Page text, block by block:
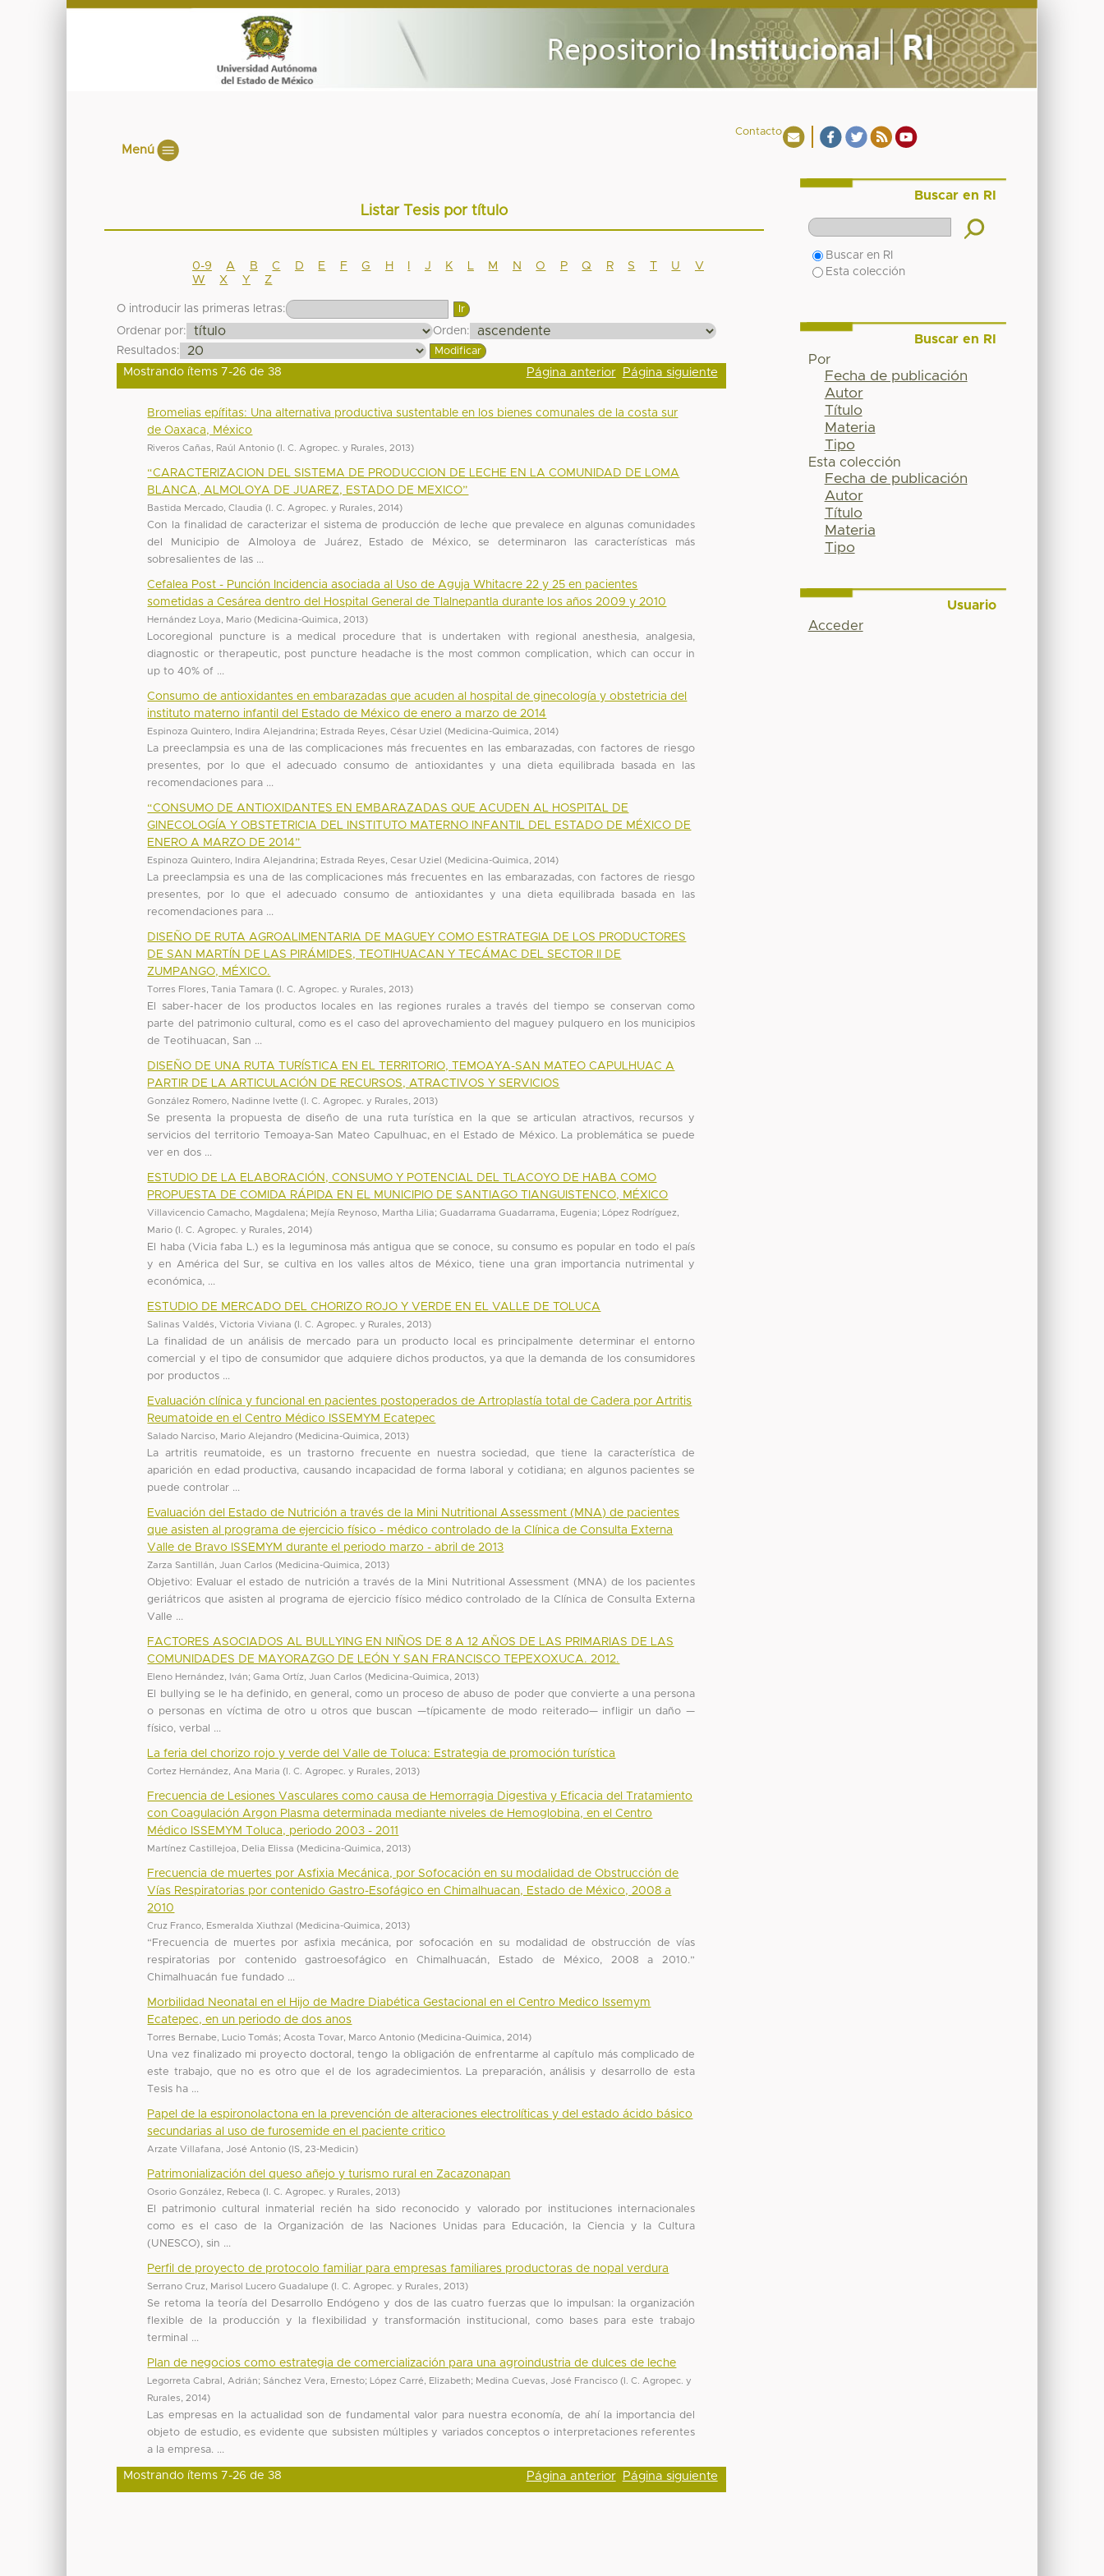
Contacto
Menú
Listar Tesis por título
0-9 A B C D E F G H J K M N O P Q R S T U
V
W
X Y Z
O introducir las primeras letras:
Ordenar por:
Orden:
Resultados:
Mostrando ítems 7-26 de 38
Página anterior Página siguiente
Bromelias epífitas: Una alternativa productiva sustentable en los bienes comunales de la costa sur
de Oaxaca, México
Riveros Cañas, Raúl Antonio ( I. C. Agropec. y Rurales 2013)
“CARACTERIZACION DEL SISTEMA DE PRODUCCION DE LECHE EN LA COMUNIDAD DE LOMA
BLANCA, ALMOLOYA DE JUAREZ, ESTADO DE MEXICO”
Bastida Mercado, Claudia ( I. C. Agropec. y Rurales 2014)
Con la finalidad de caracterizar el sistema de producción de leche que prevalece en algunas comunidades
del Municipio de Almoloya de Juárez, Estado de México, se determinaron las características más
sobresalientes de las ...
Cefalea Post - Punción Incidencia asociada al Uso de Aguja Whitacre 22 y 25 en pacientes
sometidas a Cesárea dentro del Hospital General de Tlalnepantla durante los años 2009 y 2010
Hernández Loya, Mario (Medicina-Quimica 2013)
Locoregional puncture is a medical procedure that is undertaken with regional anesthesia, analgesia,
diagnostic or therapeutic, post puncture headache is the most common complication, which can occur in
up to 40% of ...
Consumo de antioxidantes en embarazadas que acuden al hospital de ginecología y obstetricia del
instituto materno infantil del Estado de México de enero a marzo de 2014
Espinoza Quintero, Indira Alejandrina; Estrada Reyes, César Uziel (Medicina-Quimica 2014)
La preeclampsia es una de las complicaciones más frecuentes en las embarazadas, con factores de riesgo
presentes, por lo que el adecuado consumo de antioxidantes y una dieta equilibrada basada en las
recomendaciones para ...
“CONSUMO DE ANTIOXIDANTES EN EMBARAZADAS QUE ACUDEN AL HOSPITAL DE
GINECOLOGÍA Y OBSTETRICIA DEL INSTITUTO MATERNO INFANTIL DEL ESTADO DE MÉXICO DE
ENERO A MARZO DE 2014”
Espinoza Quintero, Indira Alejandrina; Estrada Reyes, Cesar Uziel (Medicina-Quimica 2014)
La preeclampsia es una de las complicaciones más frecuentes en las embarazadas, con factores de riesgo
presentes, por lo que el adecuado consumo de antioxidantes y una dieta equilibrada basada en las
recomendaciones para ...
DISEÑO DE RUTA AGROALIMENTARIA DE MAGUEY COMO ESTRATEGIA DE LOS PRODUCTORES
DE SAN MARTÍN DE LAS PIRÁMIDES, TEOTIHUACAN Y TECÁMAC DEL SECTOR II DE
ZUMPANGO, MÉXICO.
Torres Flores, Tania Tamara ( I. C. Agropec. y Rurales 2013)
El saber-hacer de los productos locales en las regiones rurales a través del tiempo se conservan como
parte del patrimonio cultural, como es el caso del aprovechamiento del maguey pulquero en los municipios
de Teotihuacan, San ...
DISEÑO DE UNA RUTA TURÍSTICA EN EL TERRITORIO, TEMOAYA-SAN MATEO CAPULHUAC A
PARTIR DE LA ARTICULACIÓN DE RECURSOS, ATRACTIVOS Y SERVICIOS
González Romero, Nadinne Ivette ( I. C. Agropec. y Rurales 2013)
Se presenta la propuesta de diseño de una ruta turística en la que se articulan atractivos, recursos y
servicios del territorio Temoaya-San Mateo Capulhuac, en el Estado de México. La problemática se puede
ver en dos ...
ESTUDIO DE LA ELABORACIÓN, CONSUMO Y POTENCIAL DEL TLACOYO DE HABA COMO
PROPUESTA DE COMIDA RÁPIDA EN EL MUNICIPIO DE SANTIAGO TIANGUISTENCO, MÉXICO
Villavicencio Camacho, Magdalena; Mejía Reynoso, Martha Lilia;Guadarrama Guadarrama, Eugenia;
López Rodríguez,
Mario ( I. C. Agropec. y Rurales 2014)
El haba (Vicia faba L.) es la leguminosa más antigua que se conoce, su consumo es popular en todo el país
y en América del Sur, se cultiva en los valles altos de México, tiene una gran importancia nutrimental y
económica, ...
ESTUDIO DE MERCADO DEL CHORIZO ROJO Y VERDE EN EL VALLE DE TOLUCA
Salinas Valdés, Victoria Viviana ( I. C. Agropec. y Rurales 2013)
La finalidad de un análisis de mercado para un producto local es principalmente determinar el entorno
comercial y el tipo de consumidor que adquiere dichos productos, ya que la demanda de los consumidores
por productos ...
Evaluación clínica y funcional en pacientes postoperados de Artroplastía total de Cadera por Artritis
Reumatoide en el Centro Médico ISSEMYM Ecatepec
Salado Narciso, Mario Alejandro (Medicina-Quimica 2013)
La artritis reumatoide, es un trastorno frecuente en nuestra sociedad, que tiene la característica de
aparición en edad productiva, causando incapacidad de forma laboral y cotidiana; en algunos pacientes se
puede controlar ...
Evaluación del Estado de Nutrición a través de la Mini Nutritional Assessment (MNA) de pacientes
que asisten al programa de ejercicio físico - médico controlado de la Clínica de Consulta Externa
Valle de Bravo ISSEMYM durante el periodo marzo - abril de 2013
Zarza Santillán, Juan Carlos (Medicina-Quimica 2013)
Objetivo: Evaluar el estado de nutrición a través de la Mini Nutritional Assessment (MNA) de los pacientes
geriátricos que asisten al programa de ejercicio físico médico controlado de la Clínica de Consulta Externa
Valle ...
FACTORES ASOCIADOS AL BULLYING EN NIÑOS DE 8 A 12 AÑOS DE LAS PRIMARIAS DE LAS
COMUNIDADES DE MAYORAZGO DE LEÓN Y SAN FRANCISCO TEPEXOXUCA. 2012.
Eleno Hernández, Iván;Gama Ortíz, Juan Carlos (Medicina-Quimica 2013)
El bullying se le ha definido, en general, como un proceso de abuso de poder que convierte a una persona
o personas en víctima de otro u otros que buscan —típicamente de modo reiterado— infligir un daño —
físico, verbal ...
La feria del chorizo rojo y verde del Valle de Toluca: Estrategia de promoción turística
Cortez Hernández, Ana Maria ( I. C. Agropec. y Rurales 2013)
Frecuencia de Lesiones Vasculares como causa de Hemorragia Digestiva y Eficacia del Tratamiento
con Coagulación Argon Plasma determinada mediante niveles de Hemoglobina, en el Centro
Médico ISSEMYM Toluca, periodo 2003 - 2011
Martínez Castillejoa, Delia Elissa (Medicina-Quimica 2013)
Frecuencia de muertes por Asfixia Mecánica, por Sofocación en su modalidad de Obstrucción de
Vías Respiratorias por contenido Gastro-Esofágico en Chimalhuacan, Estado de México, 2008 a
2010
Cruz Franco, Esmeralda Xiuthzal (Medicina-Quimica 2013)
“Frecuencia de muertes por asfixia mecánica, por sofocación en su modalidad de obstrucción de vías
respiratorias por contenido gastroesofágico en Chimalhuacán, Estado de México, 2008 a 2010.”
Chimalhuacán fue fundado ...
Morbilidad Neonatal en el Hijo de Madre Diabética Gestacional en el Centro Medico Issemym
Ecatepec, en un periodo de dos anos
Torres Bernabe, Lucio Tomás; Acosta Tovar, Marco Antonio (Medicina-Quimica 2014)
Una vez finalizado mi proyecto doctoral, tengo la obligación de enfrentarme al capítulo más complicado de
este trabajo, que no es otro que el de los agradecimientos. La preparación, análisis y desarrollo de esta
Tesis ha ...
Papel de la espironolactona en la prevención de alteraciones electrolíticas y del estado ácido básico
secundarias al uso de furosemide en el paciente critico
Arzate Villafana, José Antonio ( IS 23-Medicin)
Patrimonialización del queso añejo y turismo rural en Zacazonapan
Osorio González, Rebeca ( I. C. Agropec. y Rurales 2013)
El patrimonio cultural inmaterial recién ha sido reconocido y valorado por instituciones internacionales
como es el caso de la Organización de las Naciones Unidas para Educación, la Ciencia y la Cultura
(UNESCO), sin ...
Perfil de proyecto de protocolo familiar para empresas familiares productoras de nopal verdura
Serrano Cruz, Marisol Lucero Guadalupe ( I. C. Agropec. y Rurales 2013)
Se retoma la teoría del Desarrollo Endógeno y dos de las cuatro fuerzas que lo impulsan: la organización
flexible de la producción y la flexibilidad y transformación institucional, como bases para este trabajo
terminal ...
Plan de negocios como estrategia de comercialización para una agroindustria de dulces de leche
Legorreta Cabral, Adrián;Sánchez Vera, Ernesto; López Carré, Elizabeth; Medina Cuevas, José Francisco ( I. C. Agropec. y
Rurales
2014)
Las empresas en la actualidad son de fundamental valor para nuestra economía, de ahí la importancia del
objeto de estudio, es evidente que subsisten múltiples y variados conceptos o interpretaciones referentes
a la empresa. ...
Mostrando ítems 7-26 de 38 Página anterior Página siguiente
Buscar en RI
Buscar en RI
Esta colección
Buscar en RI
Por
Fecha de publicación
Autor
Título
Materia
Tipo
Esta colección
Fecha de publicación
Autor
Título
Materia
Tipo
Usuario
Acceder